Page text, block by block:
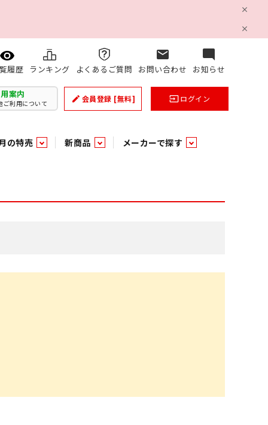
履歴 ランキング よくあるご質問
mail
お問い合わせ
mode_comment
お知らせ
案内
ご利用について create 会員登録 [無料] inputログイン
ット 袋ビスケット スナック 米菓
ミネラルウォーター 果汁・トマト・野菜飲料
グ うまみ調味料 風味調味料（だしの素）
雑貨季節品 ベビー用品
洗面浴室用品
すべての雑貨
６０５ 業務用雑貨
まみ菓子・珍味 乾燥期の必需品！のど飴特集
の特売
他加工食品 パン・生菓子 みりん 鮮魚
新商品
他加工食品 パン・生菓子 みりん 鮮魚
メーカーで探す